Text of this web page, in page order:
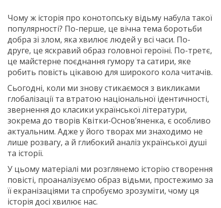
Чому ж історія про конотопську відьму набула такої
популярності? По-перше, це вічна тема боротьби
добра зі злом, яка хвилює людей у всі часи. По-
друге, це яскравий образ головної героїні. По-третє,
це майстерне поєднання гумору та сатири, яке
робить повість цікавою для широкого кола читачів.
Сьогодні, коли ми знову стикаємося з викликами
глобалізацiї та втратою національної ідентичності,
звернення до класики української лiтератури,
зокрема до творів Квітки-Основ’яненка, є особливо
актуальним. Адже у його творах ми знаходимо не
лише розвагу, а й глибокий аналіз української душі
та історії.
У цьому матеріалі ми розглянемо історію створення
повісті, проаналізуємо образ відьми, простежимо за
її екранізаціями та спробуємо зрозуміти, чому ця
історiя досі хвилює нас.